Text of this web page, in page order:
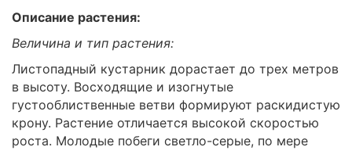
Описание растения:
Величина и тип растения:
Листопадный кустарник дорастает до трех метров
в высоту. Восходящие и изогнутые
густооблиственные ветви формируют раскидистую
крону. Растение отличается высокой скоростью
роста. Молодые побеги светло-серые, по мере